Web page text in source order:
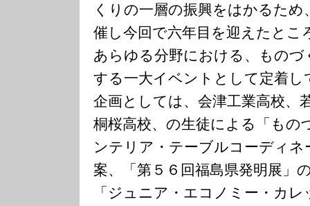
くりの一層の振興をはかるため
催し今回で六年目を迎えたとこ
あらゆる分野における、ものづ
する一大イベントとして定着
企画としては、会津工業高校、
桐桜高校、の生徒による「もの
ンテリア・テーブルコーディネ
案、「第５６回福島県発明展」
「ジュニア・エコノミー・カ